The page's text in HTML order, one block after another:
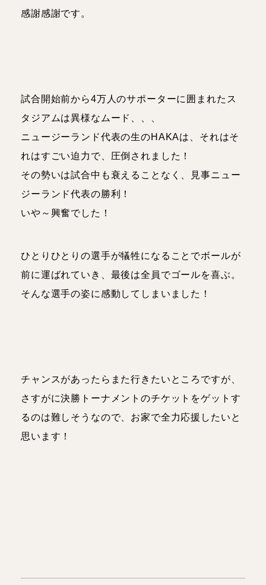
感謝感謝です。
試合開始前から4万人のサポーターに囲まれたス
タジアムは異様なムード、、、
ニュージーランド代表の生のHAKAは、それはそ
れはすごい迫力で、圧倒されました！
その勢いは試合中も衰えることなく、見事ニュー
ジーランド代表の勝利！
いや～興奮でした！
ひとりひとりの選手が犠牲になることでボールが
前に運ばれていき、最後は全員でゴールを喜ぶ。
そんな選手の姿に感動してしまいました！
チャンスがあったらまた行きたいところですが、
さすがに決勝トーナメントのチケットをゲットす
るのは難しそうなので、お家で全力応援したいと
思います！